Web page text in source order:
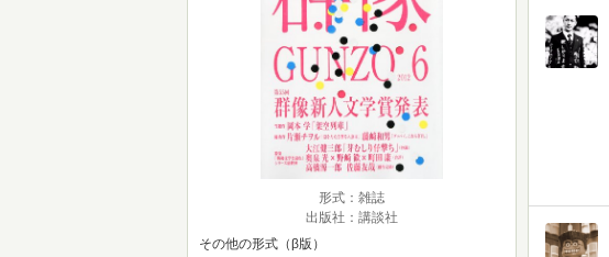
形式：雑誌
出版社：講談社
その他の形式（β版）